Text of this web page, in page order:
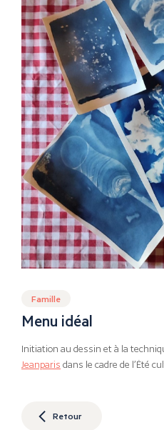
Famille
Menu idéal
Initiation au dessin et à la
Jeanparis dans le cadre de l’Été
Retour